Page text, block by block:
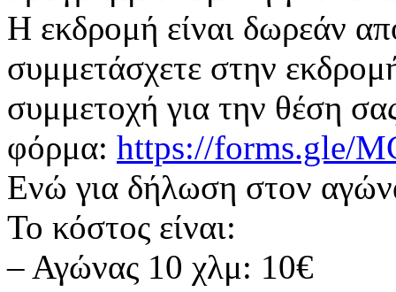
Η εκδρομή είναι δωρεάν
συμμετάσχετε στην
συμμετοχή για την θέση
φόρμα: https://forms.gle/
Ενώ για δήλωση στον
Το κόστος είναι:
– Αγώνας 10 χλμ: 10€